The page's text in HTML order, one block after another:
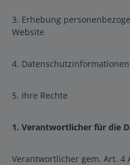
3. Erhebung
Website
4.
5. Ihre Rechte
1. Verantwortlicher für die
Verantwortlicher gem. Art. 4